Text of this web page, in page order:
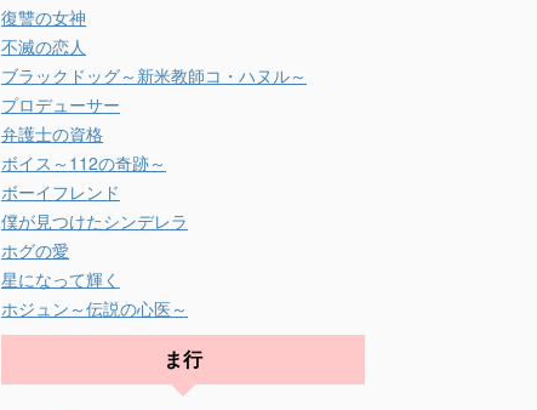
復讐の女神
不滅の恋人
ブラックドッグ～新米教師コ・ハヌル～
プロデューサー
弁護士の資格
ボイス～112の奇跡～
ボーイフレンド
僕が見つけたシンデレラ
ホグの愛
星になって輝く
ホジュン～伝説の心医～
ま行